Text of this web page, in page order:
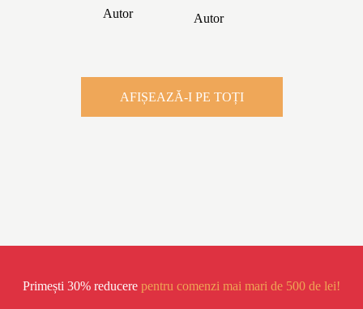
Autor Autor
AFIȘEAZĂ-I PE TOȚI
Primești 30% reducere pentru comenzi mai mari de 500 de lei!